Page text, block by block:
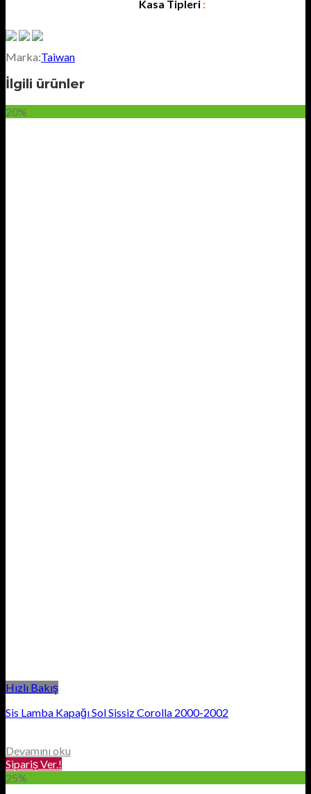
Kasa Tipleri :
Marka:Taiwan
İlgili ürünler
20%
Hızlı Bakış
Sis Lamba Kapağı Sol Sissiz Corolla 2000-2002
Devamını oku
Sipariş Ver.!
25%